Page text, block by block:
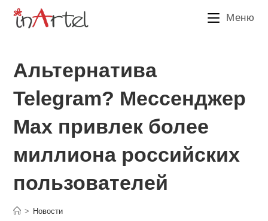
Перейти
Меню
Альтернатива
Telegram? Мессенджер
Max привлек более
миллиона российских
пользователей
> Новости